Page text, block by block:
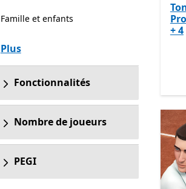
Famille et enfants
Plus
Fonctionnalités
Nombre de joueurs
PEGI
+ 4